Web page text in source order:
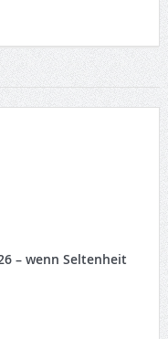
– wenn Seltenheit